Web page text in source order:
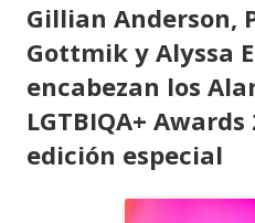
Gillian Anderson,
Gottmik y Alyssa
encabezan los
LGTBIQA+
edición especial